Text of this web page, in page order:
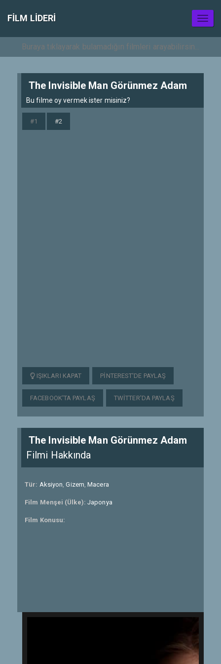
FILM LIDERI
The Invisible Man Görünmez Adam
Bu filme oy vermek ister misiniz?
#1 #2
IŞIKLARI KAPAT PINTEREST'DE PAYLAŞ
FACEBOOK'TA PAYLAŞ TWITTER'DA PAYLAŞ
The Invisible Man Görünmez Adam
Filmi Hakkında
Tür: Aksiyon,Gizem,Macera
Film Menşei (Ülke): Japonya
Film Konusu: